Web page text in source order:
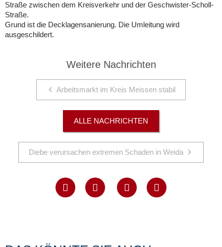
Straße zwischen dem Kreisverkehr und der Geschwister-Scholl-
Straße.
Grund ist die Decklagensanierung. Die Umleitung wird
ausgeschildert.
Weitere Nachrichten
Arbeitsmarkt im Kreis Meissen stabil
ALLE NACHRICHTEN
Diebe verursachen extremen Schaden in Weida